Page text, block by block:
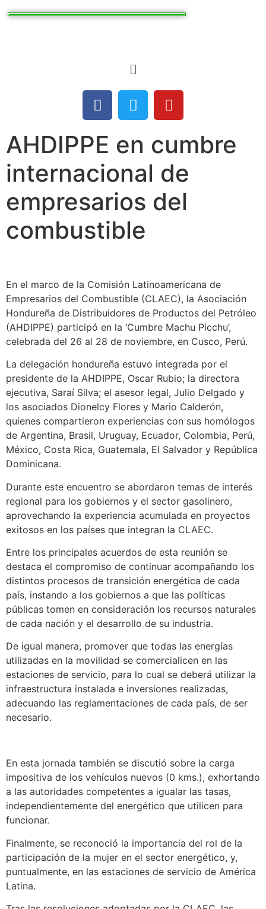
AHDIPPE en cumbre
internacional de
empresarios del
combustible
En el marco de la Comisión Latinoamericana de
Empresarios del Combustible (CLAEC), la Asociación
Hondureña de Distribuidores de Productos del Petróleo
(AHDIPPE) participó en la ‘Cumbre Machu Picchu’,
celebrada del 26 al 28 de noviembre, en Cusco, Perú.
La delegación hondureña estuvo integrada por el
presidente de la AHDIPPE, Oscar Rubio; la directora
ejecutiva, Saraí Silva; el asesor legal, Julio Delgado y
los asociados Dionelcy Flores y Mario Calderón,
quienes compartieron experiencias con sus homólogos
de Argentina, Brasil, Uruguay, Ecuador, Colombia, Perú,
México, Costa Rica, Guatemala, El Salvador y República
Dominicana.
Durante este encuentro se abordaron temas de interés
regional para los gobiernos y el sector gasolinero,
aprovechando la experiencia acumulada en proyectos
exitosos en los países que integran la CLAEC.
Entre los principales acuerdos de esta reunión se
destaca el compromiso de continuar acompañando los
distintos procesos de transición energética de cada
país, instando a los gobiernos a que las políticas
públicas tomen en consideración los recursos naturales
de cada nación y el desarrollo de su industria.
De igual manera, promover que todas las energías
utilizadas en la movilidad se comercialicen en las
estaciones de servicio, para lo cual se deberá utilizar la
infraestructura instalada e inversiones realizadas,
adecuando las reglamentaciones de cada país, de ser
necesario.
En esta jornada también se discutió sobre la carga
impositiva de los vehículos nuevos (0 kms.), exhortando
a las autoridades competentes a igualar las tasas,
independientemente del energético que utilicen para
funcionar.
Finalmente, se reconoció la importancia del rol de la
participación de la mujer en el sector energético, y,
puntualmente, en las estaciones de servicio de América
Latina.